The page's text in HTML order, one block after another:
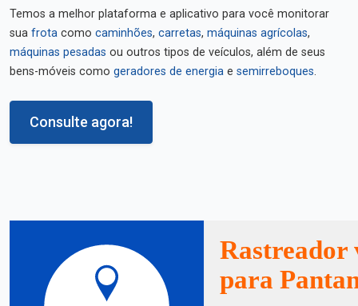
Temos a melhor plataforma e aplicativo para você monitorar
sua frota como caminhões, carretas, máquinas agrícolas,
máquinas pesadas ou outros tipos de veículos, além de seus
bens-móveis como geradores de energia e semirreboques.
Consulte agora!
Rastreador
para